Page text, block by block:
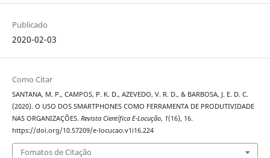
Publicado
2020-02-03
Como Citar
SANTANA, M. P., CAMPOS, P. K. D., AZEVEDO, V. R. D., & BARBOSA, J. E. D. C.
(2020). O USO DOS SMARTPHONES COMO FERRAMENTA DE PRODUTIVIDADE
NAS ORGANIZAÇÕES. Revista Científica E-Locução, 1(16), 16.
https://doi.org/10.57209/e-locucao.v1i16.224
Fomatos de Citação